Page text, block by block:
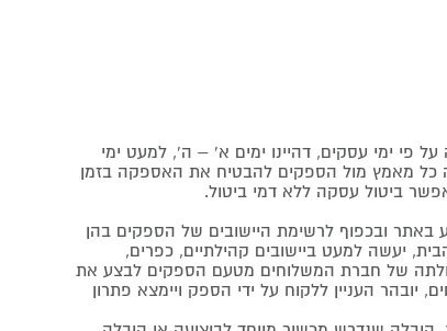
פי ימי עסקים, דהיינו ימים א' – ה', למעט ימי
כל מאמץ מול הספקים להבטיח את האספקה בזמן
ביטול עסקה ללא דמי ביטול.
ובכפוף לרשימת היישובים של הספקים בהן
יעשה למעט ביישובים קהילתיים, כפרים,
של חברת המשלוחים מטעם הספקים לבצע את
יובהר העניין ללקוח על ידי הספק ויימצא פתרון